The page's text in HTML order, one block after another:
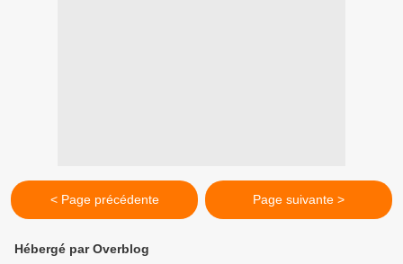
< Page précédente Page suivante >
Hébergé par Overblog